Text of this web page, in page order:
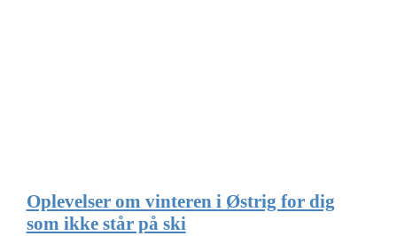
Oplevelser om vinteren i Østrig for dig
som ikke står på ski